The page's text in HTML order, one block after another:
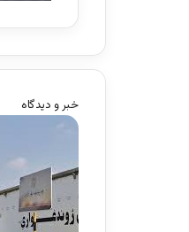
خبر و دیدگاه